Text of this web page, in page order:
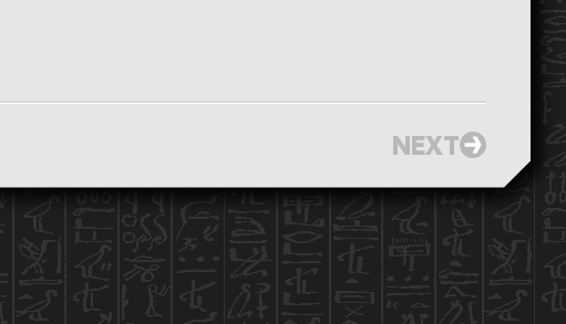
NEXT